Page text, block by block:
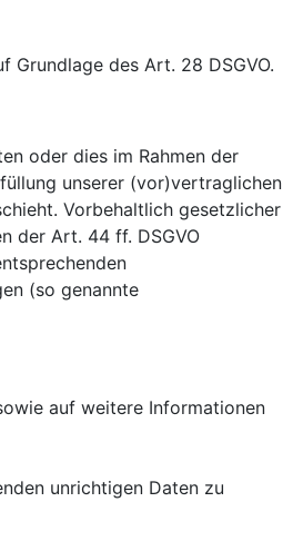
Grundlage des Art. 28 DSGVO.
oder dies im Rahmen der
unserer (vor)vertraglichen
Vorbehaltlich gesetzlicher
der Art. 44 ff. DSGVO
(so genannte
auf weitere Informationen
unrichtigen Daten zu